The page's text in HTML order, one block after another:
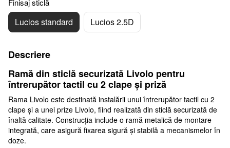
Lucios standard Lucios 2.5D
Descriere
Ramă din sticlă securizată Livolo pentru
întrerupător tactil cu 2 clape și priză
Rama Livolo este destinată instalării unui întrerupător tactil cu 2
clape și a unei prize Livolo, fiind realizată din sticlă securizată de
înaltă calitate. Construcția include o ramă metalică de montare
integrată, care asigură fixarea sigură și stabilă a mecanismelor în
doze.